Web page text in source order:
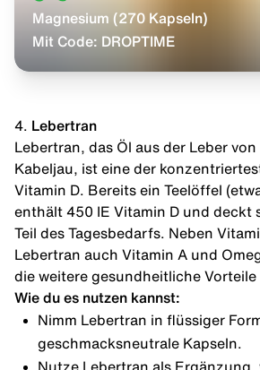
Magnesium (270 Kapseln)
Mit Code: DROPTIME
4. Lebertran
Lebertran, das Öl aus der Leber
Kabeljau, ist eine der
Vitamin D. Bereits ein Teelöffel
enthält 450 IE Vitamin D und deckt
Teil des Tagesbedarfs. Neben
Lebertran auch Vitamin A und
die weitere gesundheitliche Vorteile
Wie du es nutzen kannst:
Nimm Lebertran in flüssiger
geschmacksneutrale Kapseln.
Nutze Lebertran als Ergänzung,